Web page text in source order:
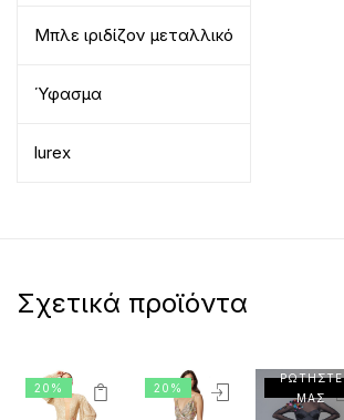
Μπλε ιριδίζον μεταλλικό
Ύφασμα
lurex
Σχετικά προϊόντα
20% 20%
ΡΩΤΗΣΤΕ
ΜΑΣ